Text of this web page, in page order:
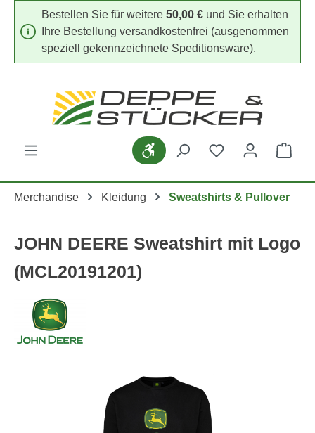
Zum Hauptinhalt springen
Bestellen Sie für weitere 50,00 € und Sie erhalten
Ihre Bestellung versandkostenfrei (ausgenommen
speziell gekennzeichnete Speditionsware).
Werkzeugleiste anzeigen
Du hast 0
Merchandise Kleidung Sweatshirts & Pullover
JOHN DEERE Sweatshirt mit Logo
(MCL20191201)
Bildergalerie überspringen